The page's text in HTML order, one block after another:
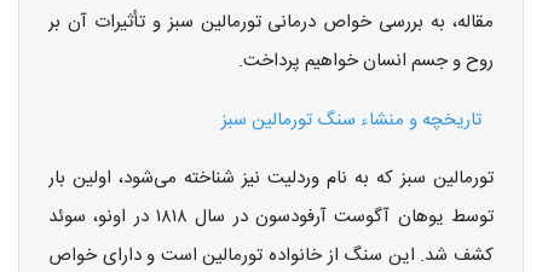
مقاله، به بررسی خواص درمانی تورمالین سبز و تأثیرات آن بر
روح و جسم انسان خواهیم پرداخت.
تاریخچه و منشاء سنگ تورمالین سبز
تورمالین سبز که به نام وردلیت نیز شناخته می‌شود، اولین بار
توسط یوهان آگوست آرفودسون در سال ۱۸۱۸ در اونو، سوئد
کشف شد. این سنگ از خانواده تورمالین است و دارای خواص